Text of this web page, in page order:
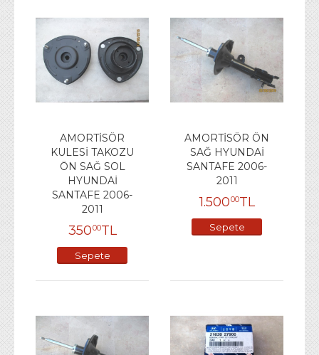
AMORTİSÖR
KULESİ TAKOZU
ÖN SAĞ SOL
HYUNDAİ
SANTAFE 2006-
2011
35000TL
Sepete
AMORTİSÖR ÖN
SAĞ HYUNDAİ
SANTAFE 2006-
2011
1.50000TL
Sepete